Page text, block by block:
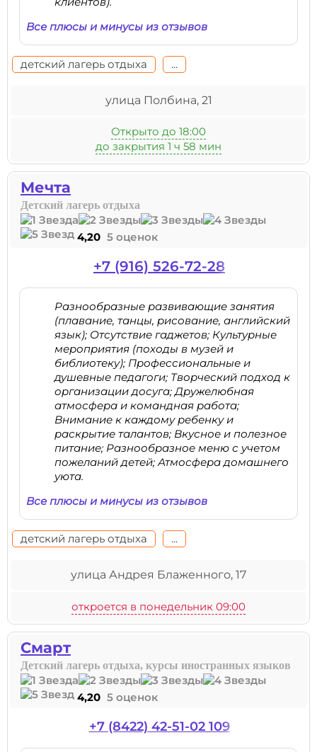
Все плюсы и минусы из отзывов
детский лагерь отдыха ...
улица Полбина, 21
Открыто до 18:00
до закрытия 1 ч 58 мин
Мечта
Детский лагерь отдыха
4,20 5 оценок
+7 (916) 526-72-28
Разнообразные развивающие занятия
(плавание, танцы, рисование, английский
язык); Отсутствие гаджетов; Культурные
мероприятия (походы в музей и
библиотеку); Профессиональные и
душевные педагоги; Творческий подход к
организации досуга; Дружелюбная
атмосфера и командная работа;
Внимание к каждому ребенку и
раскрытие талантов; Вкусное и полезное
питание; Разнообразное меню с учетом
пожеланий детей; Атмосфера домашнего
уюта.
Все плюсы и минусы из отзывов
детский лагерь отдыха ...
улица Андрея Блаженного, 17
откроется в понедельник 09:00
Смарт
Детский лагерь отдыха, курсы иностранных языков
4,20 5 оценок
+7 (8422) 42-51-02 109